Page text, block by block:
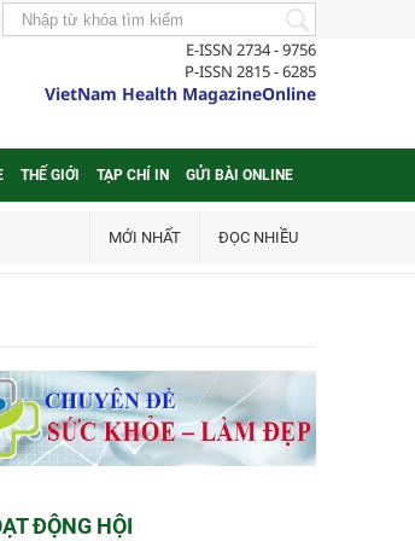
E-ISSN 2734 - 9756
P-ISSN 2815 - 6285
VietNam Health MagazineOnline
THẾ GIỚI TẠP CHÍ IN GỬI BÀI ONLINE
MỚI NHẤT ĐỌC NHIỀU
ĐỘNG HỘI